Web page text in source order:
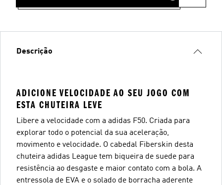
Descrição
ADICIONE VELOCIDADE AO SEU JOGO COM
ESTA CHUTEIRA LEVE
Libere a velocidade com a adidas F50. Criada para
explorar todo o potencial da sua aceleração,
movimento e velocidade. O cabedal Fiberskin desta
chuteira adidas League tem biqueira de suede para
resistência ao desgaste e maior contato com a bola. A
entressola de EVA e o solado de borracha aderente